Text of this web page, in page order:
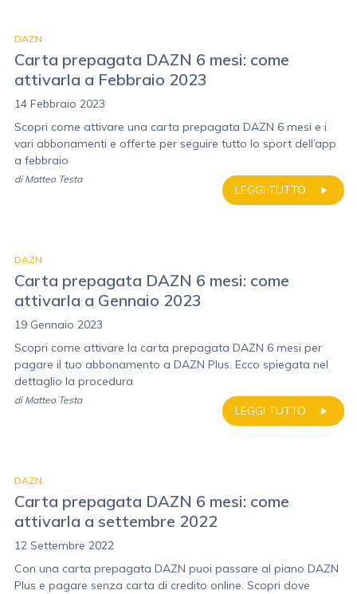
DAZN
Carta prepagata DAZN 6 mesi: come
attivarla a Febbraio 2023
14 Febbraio 2023
Scopri come attivare una carta prepagata DAZN 6 mesi e i
vari abbonamenti e offerte per seguire tutto lo sport dell’app
a febbraio
LEGGI TUTTO
di Matteo Testa
DAZN
Carta prepagata DAZN 6 mesi: come
attivarla a Gennaio 2023
19 Gennaio 2023
Scopri come attivare la carta prepagata DAZN 6 mesi per
pagare il tuo abbonamento a DAZN Plus. Ecco spiegata nel
dettaglio la procedura
LEGGI TUTTO
di Matteo Testa
DAZN
Carta prepagata DAZN 6 mesi: come
attivarla a settembre 2022
12 Settembre 2022
Con una carta prepagata DAZN puoi passare al piano DAZN
Plus e pagare senza carta di credito online. Scopri dove